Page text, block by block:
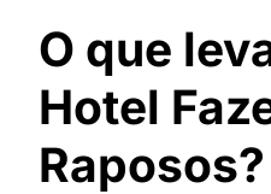
O que
Hotel
Raposos?